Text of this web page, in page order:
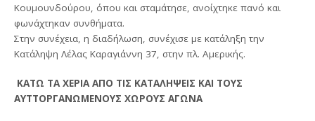
Κουμουνδούρου, όπου και σταμάτησε, ανοίχτηκε πανό και
φωνάχτηκαν συνθήματα.
Στην συνέχεια, η διαδήλωση, συνέχισε με κατάληξη την
Κατάληψη Λέλας Καραγιάννη 37, στην πλ. Αμερικής.
ΚΑΤΩ ΤΑ ΧΕΡΙΑ ΑΠΟ ΤΙΣ ΚΑΤΑΛΗΨΕΙΣ ΚΑΙ ΤΟΥΣ
ΑΥΤΤΟΡΓΑΝΩΜΕΝΟΥΣ ΧΩΡΟΥΣ ΑΓΩΝΑ